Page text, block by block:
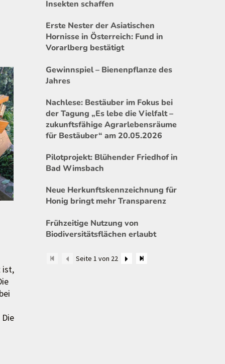
ist,
Insekten schaffen
Erste Nester der Asiatischen
Hornisse in Österreich: Fund in
Vorarlberg bestätigt
Gewinnspiel – Bienenpflanze des
Jahres
Nachlese: Bestäuber im Fokus bei
der Tagung „Es lebe die Vielfalt –
zukunftsfähige Agrarlebensräume
für Bestäuber“ am 20.05.2026
Pilotprojekt: Blühender Friedhof in
Bad Wimsbach
Neue Herkunftskennzeichnung für
Honig bringt mehr Transparenz
Frühzeitige Nutzung von
Biodiversitätsflächen erlaubt
Seite 1 von 22